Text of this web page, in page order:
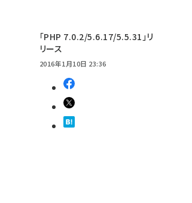
「PHP 7.0.2/5.6.17/5.5.31」リ
リース
2016年1月10日 23:36